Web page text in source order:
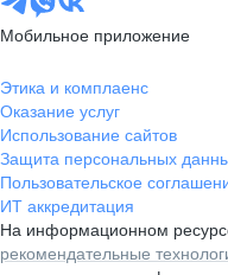
Мобильное приложение
Этика и комплаенс
Оказание услуг
Использование сайтов
Защита персональных
Пользовательское
ИТ аккредитация
На информационном
рекомендательные